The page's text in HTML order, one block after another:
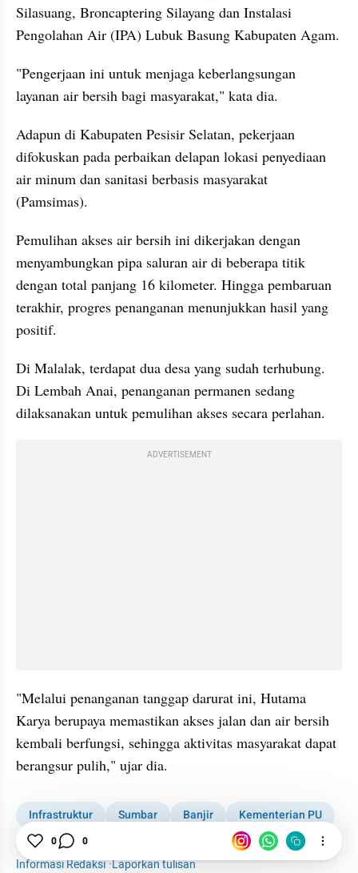
Silasuang, Broncaptering Silayang dan Instalasi
Pengolahan Air (IPA) Lubuk Basung Kabupaten Agam.
"Pengerjaan ini untuk menjaga keberlangsungan
layanan air bersih bagi masyarakat," kata dia.
Adapun di Kabupaten Pesisir Selatan, pekerjaan
difokuskan pada perbaikan delapan lokasi penyediaan
air minum dan sanitasi berbasis masyarakat
(Pamsimas).
Pemulihan akses air bersih ini dikerjakan dengan
menyambungkan pipa saluran air di beberapa titik
dengan total panjang 16 kilometer. Hingga pembaruan
terakhir, progres penanganan menunjukkan hasil yang
positif.
Di Malalak, terdapat dua desa yang sudah terhubung.
Di Lembah Anai, penanganan permanen sedang
dilaksanakan untuk pemulihan akses secara perlahan.
ADVERTISEMENT
"Melalui penanganan tanggap darurat ini, Hutama
Karya berupaya memastikan akses jalan dan air bersih
kembali berfungsi, sehingga aktivitas masyarakat dapat
berangsur pulih," ujar dia.
Infrastruktur Sumbar Banjir
Kementerian PU
Hutama Karya
Jalan
Air Minum
Informasi Redaksi·Laporkan tulisan
0 0